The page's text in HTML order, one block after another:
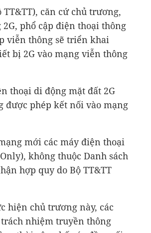
căn cứ chủ trương,
phổ cập điện thoại thông
viễn thông sẽ triển khai
bị 2G vào mạng viễn thông
thoại di động mặt đất 2G
được phép kết nối vào mạng
mới các máy điện thoại
không thuộc Danh sách
hợp quy do Bộ TT&TT
hiện chủ trương này, các
nhiệm truyền thông